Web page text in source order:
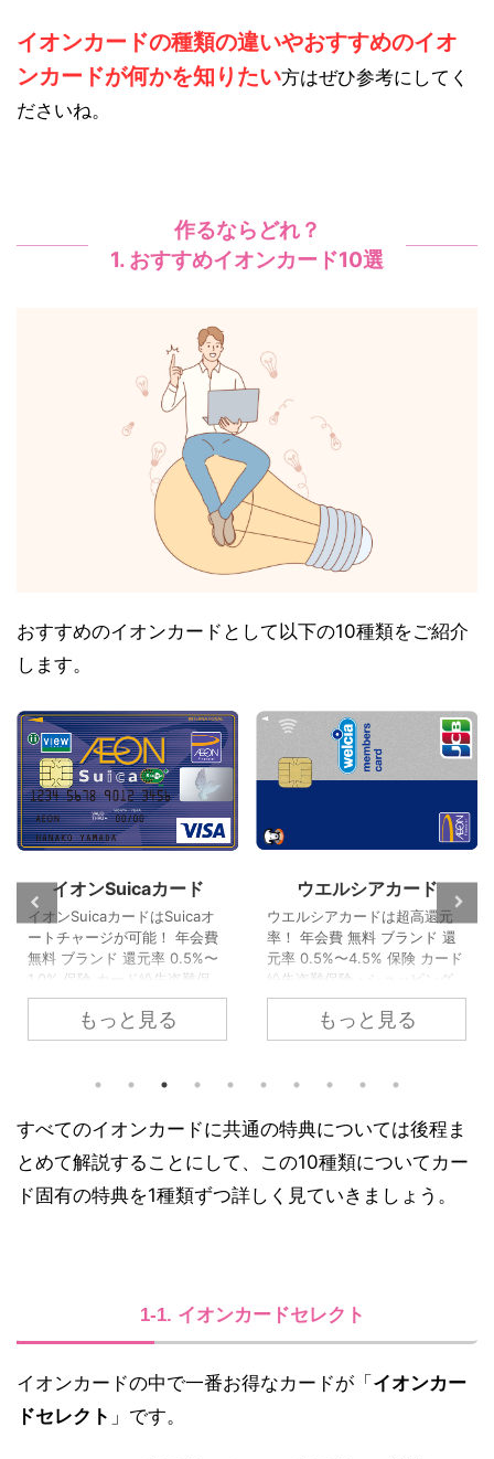
イオンカードの種類の違いやおすすめのイオ
ンカードが何かを知りたい方はぜひ参考にしてく
ださいね。
作るならどれ？
1. おすすめイオンカード10選
おすすめのイオンカードとして以下の10種類をご紹介
します。
イオンSuicaカード
イオンSuicaカードはSuicaオ
ートチャージが可能！ 年会費
無料 ブランド 還元率 0.5%〜
1.0% 保険 カード紛失盗難保
険・ショッピング保険・海外
旅行保険 その他 ETCカード追
加可Apple Pay対応 イオンカ
Suicaカードは、イオンカード
カードとしても日本全国で利
トが自動的に貯まる、おすす
めのイオンカードです。 イオ
ンSuicaカードの特徴 年会費無
もっと見る
ウエルシアカード
ウエルシアカードは超高還元
率！ 年会費 無料 ブランド 還
元率 0.5%〜4.5% 保険 カード
紛失盗難保険・ショッピング
保険 その他 ETCカード・家族
カード追加可WAON機能・
Apple Pay対応 高還元率・ポ
カードが誕生！ ウエルシアは
ッグストアですが、そのウエ
を発行しました。 その名は
「ウエルシアカード」。 ウエ
ルシアカードは、イオンカー
もっと見る
すべてのイオンカードに共通の特典については後程ま
とめて解説することにして、この10種類についてカー
ド固有の特典を1種類ずつ詳しく見ていきましょう。
1-1. イオンカードセレクト
イオンカードの中で一番お得なカードが「 イオンカー
ドセレクト 」です。